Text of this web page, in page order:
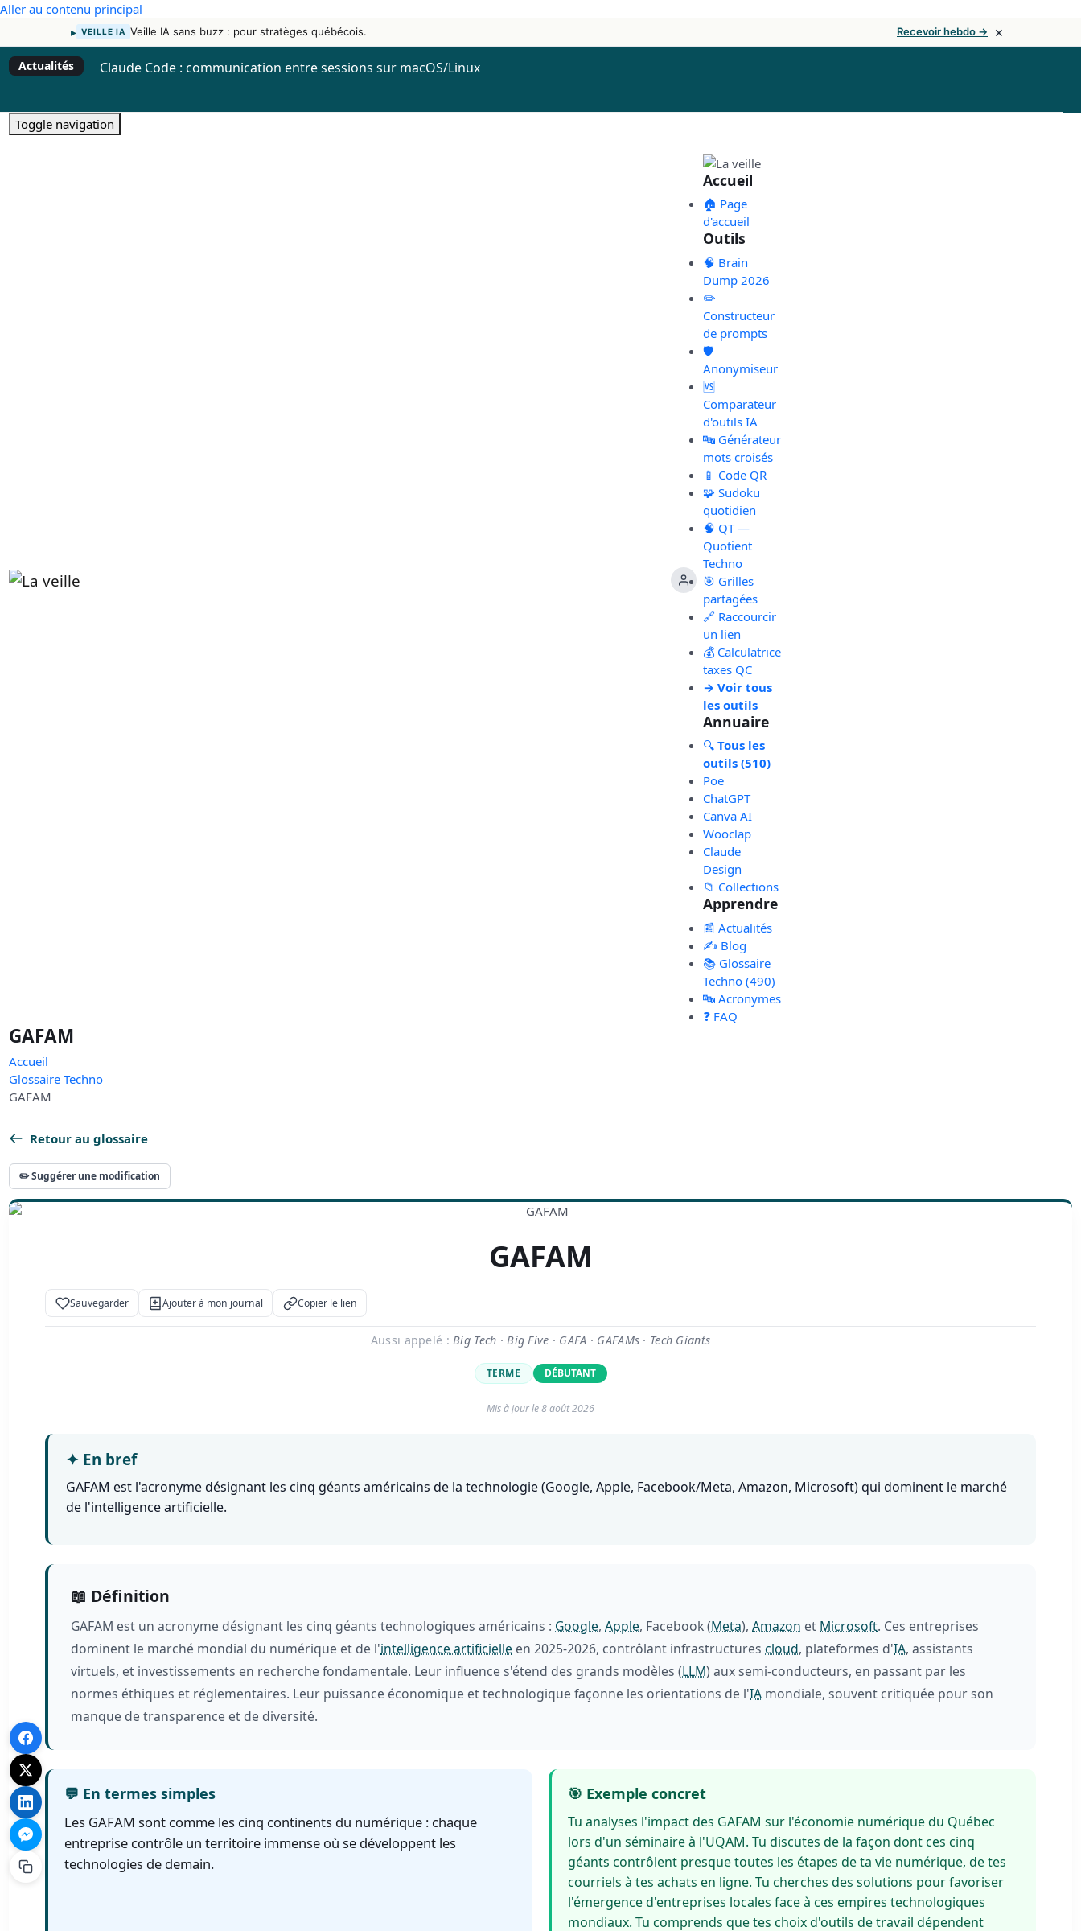
Aller au contenu principal
▸ VEILLE IA Veille IA sans buzz : pour stratèges québécois. Recevoir hebdo → ×
Actualités Claude Code : communication entre sessions sur macOS/Linux
Toggle navigation
Accueil
🏠 Page
d'accueil
Outils
🧠 Brain
Dump 2026
✏️
Constructeur
de prompts
🛡️
Anonymiseur
🆚
Comparateur
d'outils IA
🔤 Générateur
mots croisés
📱 Code QR
🧩 Sudoku
quotidien
🧠 QT —
Quotient
Techno
🎯 Grilles
partagées
🔗 Raccourcir
un lien
💰 Calculatrice
taxes QC
→ Voir tous
les outils
Annuaire
🔍Tous les
outils (510)
Poe
ChatGPT
Canva AI
Wooclap
Claude
Design
📁 Collections
Apprendre
📰 Actualités
✍️ Blog
📚 Glossaire
Techno (490)
🔤 Acronymes
❓ FAQ
GAFAM
Accueil
Glossaire Techno
GAFAM
Retour au glossaire
✏️ Suggérer une modification
GAFAM
Sauvegarder Ajouter à mon journal Copier le lien
Aussi appelé : Big Tech · Big Five · GAFA · GAFAMs · Tech Giants
TERME DÉBUTANT
Mis à jour le8 août 2026
✦ En bref
GAFAM est l'acronyme désignant les cinq géants américains de la technologie (Google, Apple, Facebook/Meta, Amazon, Microsoft) qui dominent le marché
de l'intelligence artificielle.
📖 Définition
GAFAM est un acronyme désignant les cinq géants technologiques américains :Google,Apple, Facebook (Meta),Amazon etMicrosoft. Ces entreprises
dominent le marché mondial du numérique et de l'intelligence artificielle en 2025-2026, contrôlant infrastructurescloud, plateformes d'IA, assistants
virtuels, et investissements en recherche fondamentale. Leur influence s'étend des grands modèles (LLM) aux semi-conducteurs, en passant par les
normes éthiques et réglementaires. Leur puissance économique et technologique façonne les orientations de l'IA mondiale, souvent critiquée pour son
manque de transparence et de diversité.
💬 En termes simples
Les GAFAM sont comme les cinq continents du numérique : chaque
entreprise contrôle un territoire immense où se développent les
technologies de demain.
🎯 Exemple concret
Tu analyses l'impact des GAFAM sur l'économie numérique du Québec
lors d'un séminaire à l'UQAM. Tu discutes de la façon dont ces cinq
géants contrôlent presque toutes les étapes de ta vie numérique, de tes
courriels à tes achats en ligne. Tu cherches des solutions pour favoriser
l'émergence d'entreprises locales face à ces empires technologiques
mondiaux. Tu comprends que tes choix d'outils de travail dépendent